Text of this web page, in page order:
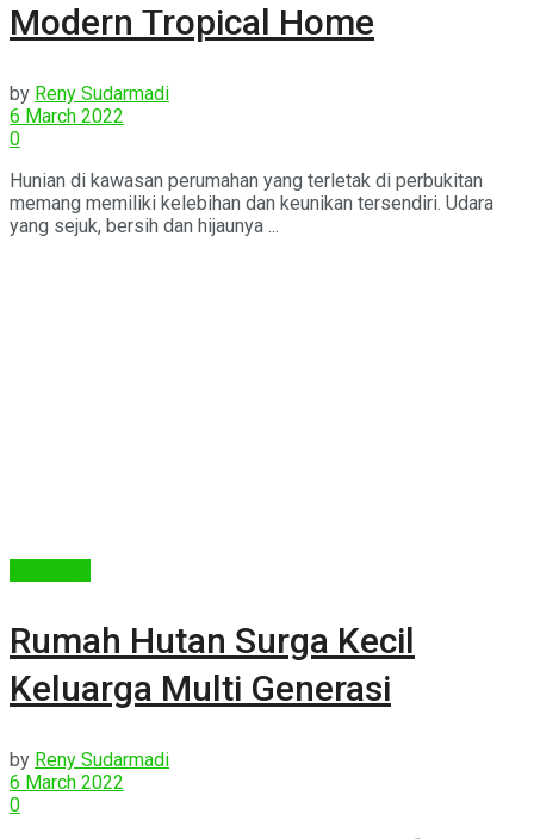
Modern Tropical Home
by Reny Sudarmadi
6 March 2022
0
Hunian di kawasan perumahan yang terletak di perbukitan
memang memiliki kelebihan dan keunikan tersendiri. Udara
yang sejuk, bersih dan hijaunya ...
Rumah Hutan Surga Kecil
Keluarga Multi Generasi
by Reny Sudarmadi
6 March 2022
0